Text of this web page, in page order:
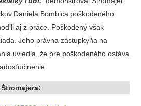
Daniela Bombica poškodeného
aj z práce. Poškodený však
Jeho právna zástupkyňa na
uviedla, že pre poškodeného ostáva